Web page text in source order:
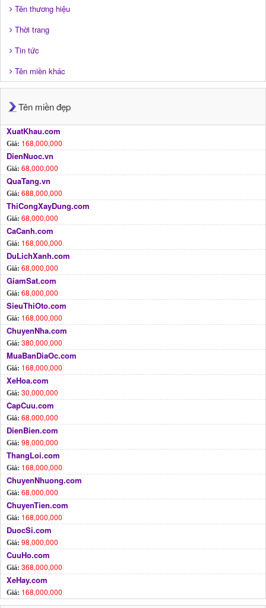
Tên thương hiệu
Thời trang
Tin tức
Tên miền khác
Tên miền đẹp
XuatKhau.com
Giá: 168,000,000
DienNuoc.vn
Giá: 68,000,000
QuaTang.vn
Giá: 688,000,000
ThiCongXayDung.com
Giá: 68,000,000
CaCanh.com
Giá: 168,000,000
DuLichXanh.com
Giá: 68,000,000
GiamSat.com
Giá: 68,000,000
SieuThiOto.com
Giá: 168,000,000
ChuyenNha.com
Giá: 380,000,000
MuaBanDiaOc.com
Giá: 168,000,000
XeHoa.com
Giá: 30,000,000
CapCuu.com
Giá: 68,000,000
DienBien.com
Giá: 98,000,000
ThangLoi.com
Giá: 168,000,000
ChuyenNhuong.com
Giá: 68,000,000
ChuyenTien.com
Giá: 168,000,000
DuocSi.com
Giá: 98,000,000
CuuHo.com
Giá: 368,000,000
XeHay.com
Giá: 168,000,000